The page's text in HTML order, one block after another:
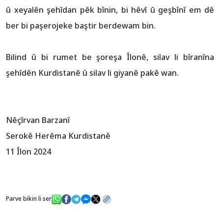
û xeyalên şehîdan pêk bînin, bi hêvî û geşbînî em dê
ber bi paşerojeke baştir berdewam bin.
Bilind û bi rumet be şoreşa Îlonê, silav li bîranîna
şehîdên Kurdistanê û silav li giyanê pakê wan.
Nêçîrvan Barzanî
Serokê Herêma Kurdistanê
11 Îlon 2024
Parve bikin li ser